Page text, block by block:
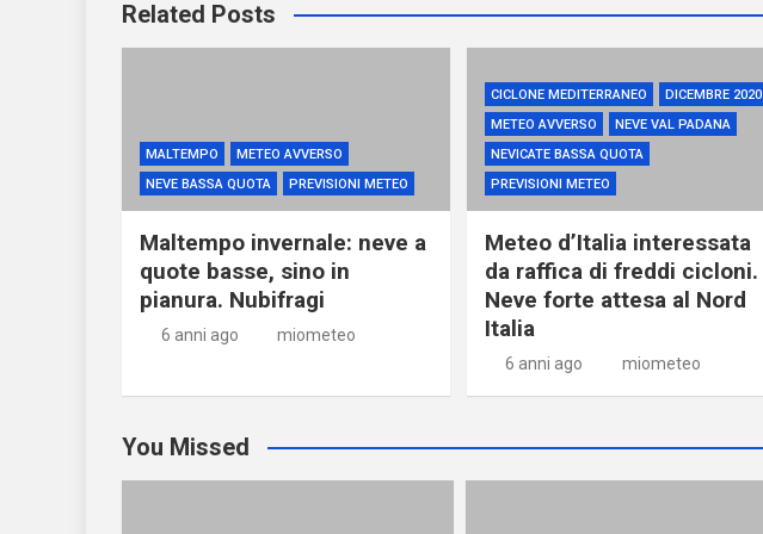
Related Posts
MALTEMPO
METEO AVVERSO
NEVE BASSA QUOTA
PREVISIONI METEO
Maltempo invernale: neve a
quote basse, sino in
pianura. Nubifragi
6 anni ago miometeo
CICLONE MEDITERRANEO
DICEMBRE 2020
METEO AVVERSO
NEVE VAL PADANA
NEVICATE BASSA QUOTA
PREVISIONI METEO
Meteo d’Italia interessata
da raffica di freddi cicloni.
Neve forte attesa al Nord
Italia
6 anni ago miometeo
You Missed